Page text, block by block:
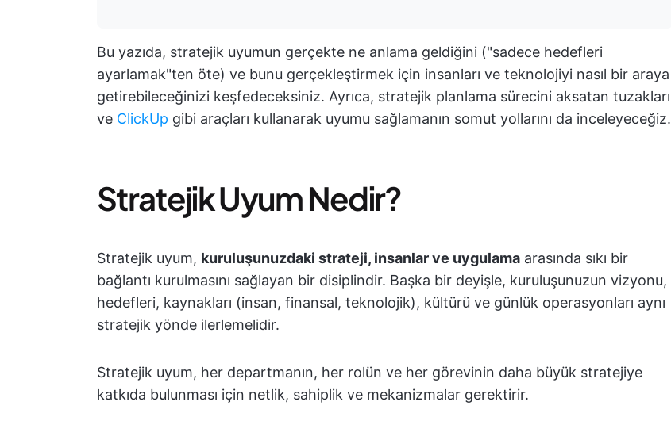
Bu yazıda, stratejik uyumun gerçekte ne anlama geldiğini ("sadece hedefleri
ayarlamak"ten öte) ve bunu gerçekleştirmek için insanları ve teknolojiyi nasıl bir araya
getirebileceğinizi keşfedeceksiniz. Ayrıca, stratejik planlama sürecini aksatan tuzakları
ve ClickUp gibi araçları kullanarak uyumu sağlamanın somut yollarını da inceleyeceğiz.
Stratejik Uyum Nedir?
Stratejik uyum, kuruluşunuzdaki strateji, insanlar ve uygulama arasında sıkı bir
bağlantı kurulmasını sağlayan bir disiplindir. Başka bir deyişle, kuruluşunuzun vizyonu,
hedefleri, kaynakları (insan, finansal, teknolojik), kültürü ve günlük operasyonları aynı
stratejik yönde ilerlemelidir.
Stratejik uyum, her departmanın, her rolün ve her görevinin daha büyük stratejiye
katkıda bulunması için netlik, sahiplik ve mekanizmalar gerektirir.